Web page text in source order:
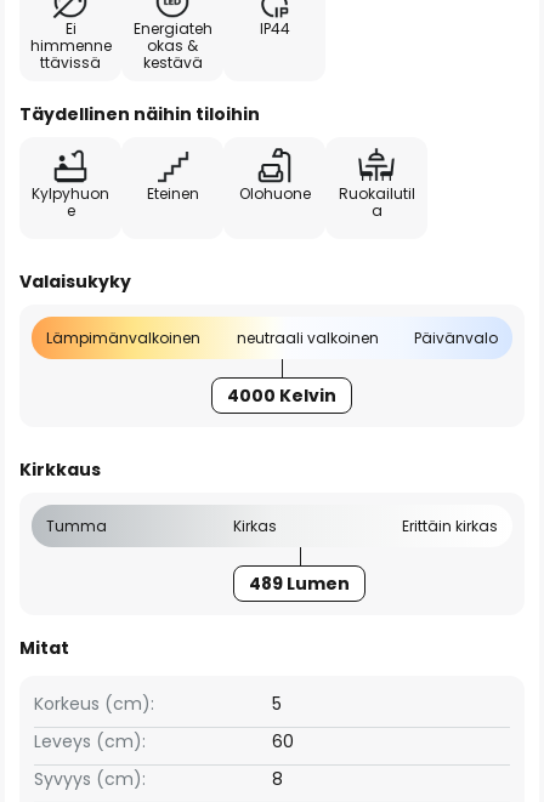
Ei
himmenne
ttävissä
Energiateh
okas &
kestävä
IP44
Täydellinen näihin tiloihin
Kylpyhuon
e
Eteinen Olohuone
Ruokailutil
a
Valaisukyky
Lämpimänvalkoinen neutraali valkoinen Päivänvalo
4000 Kelvin
Kirkkaus
Tumma Kirkas Erittäin kirkas
489 Lumen
Mitat
Leveys (cm): 60
Korkeus (cm): 5
Syvyys (cm): 8